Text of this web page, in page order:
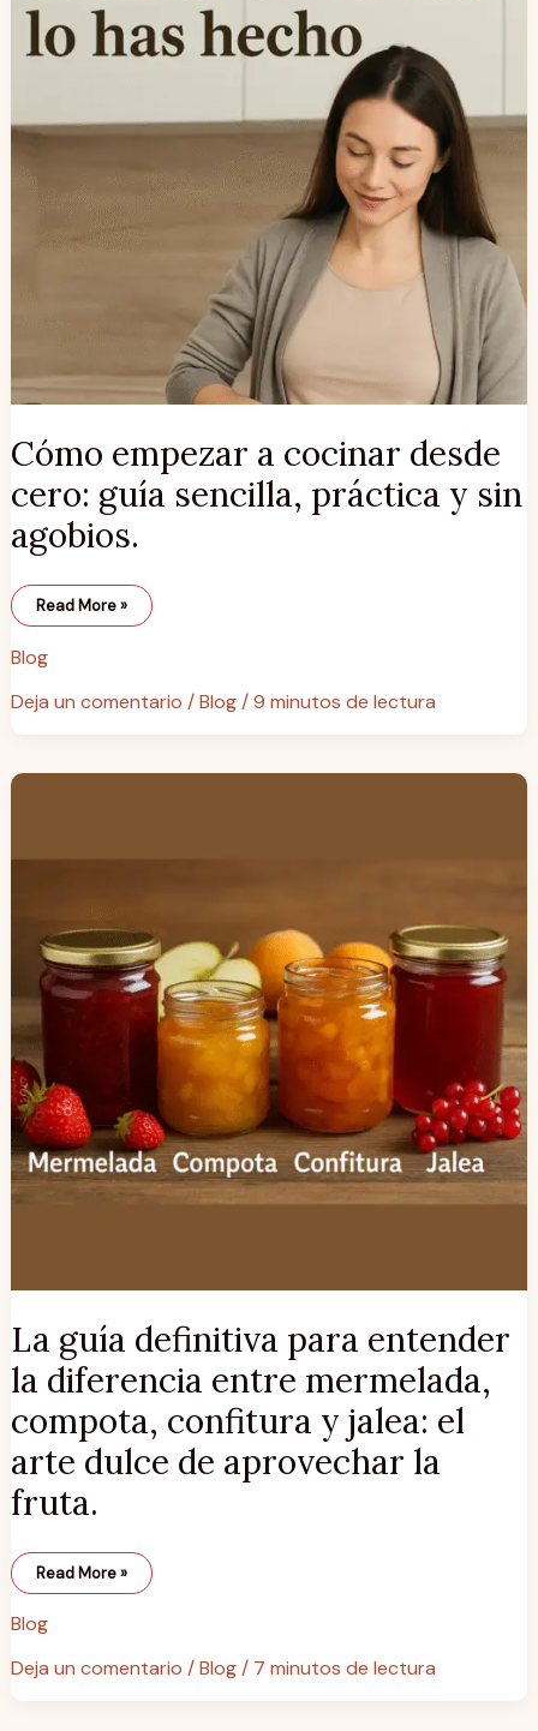
Cómo empezar a cocinar desde
cero: guía sencilla, práctica y sin
agobios.
práctica
sin
Read More »
Blog
Deja un comentario /Blog/9 minutos de lectura
La guía definitiva para entender
la diferencia entre mermelada,
compota, confitura y jalea: el
arte dulce de aprovechar la
fruta.
La
la
confitura
y
jalea:
el
arte
de
la
fruta.
Read More »
Blog
Deja un comentario /Blog/ 7 minutos de lectura